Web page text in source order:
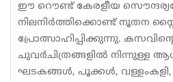
ഈ റൌണ്ട് കേരളീയ
നിലനിർത്തിക്കൊണ്ട് നൂതന
പ്രോത്സാഹിപ്പിക്കുന്നു.
ചുവർചിത്രങ്ങളിൽ നിന്നുള്ള
ഘടകങ്ങൾ, പൂക്കൾ, വള്ളംകളി,